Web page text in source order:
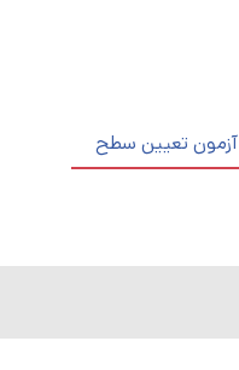
آزمون‌ تعیین سطح